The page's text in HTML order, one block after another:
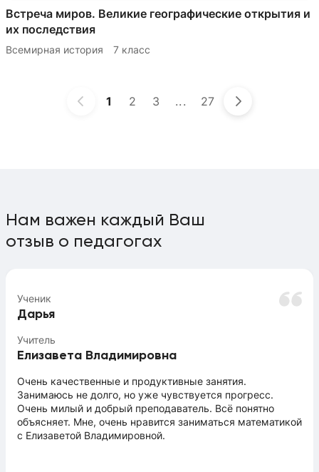
Встреча миров. Великие географические открытия и
их последствия
Всемирная история 7 класс
1 2 3 ... 27
Нам важен каждый Ваш
отзыв о педагогах
Ученик
Дарья
Учитель
Елизавета Владимировна
Очень качественные и продуктивные занятия.
Занимаюсь не долго, но уже чувствуется прогресс.
Очень милый и добрый преподаватель. Всё понятно
объясняет. Мне, очень нравится заниматься математикой
с Елизаветой Владимировной.